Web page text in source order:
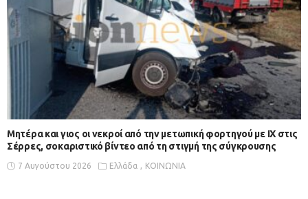
Μητέρα και γιος οι νεκροί από την μετωπική φορτηγού με ΙΧ στις
Σέρρες, σοκαριστικό βίντεο από τη στιγμή της σύγκρουσης
7 Αυγούστου 2026 Ελλάδα ΚΟΙΝΩΝΙΑ